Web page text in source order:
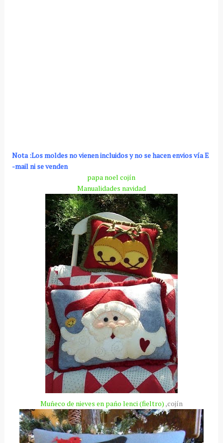
Nota :Los moldes no vienen incluidos y no se hacen envios vía E
-mail ni se venden
papa noel cojín
Manualidades navidad
Muñeco de nieves en paño lenci(fieltro) ,cojín